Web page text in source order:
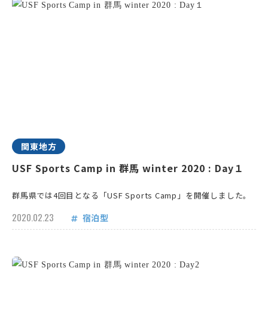
関東地方
USF Sports Camp in 群馬 winter 2020 : Day１
群馬県では4回目となる「USF Sports Camp」を開催しました。
2020.02.23 宿泊型